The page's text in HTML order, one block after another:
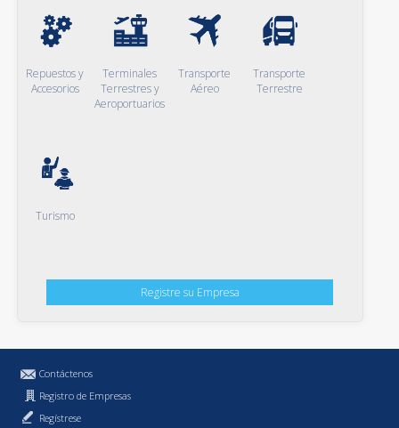
Repuestos y
Accesorios
Terminales
Terrestres y
Aeroportuarios
Transporte
Aéreo
Transporte
Terrestre
Turismo
Registre su Empresa
Contáctenos
Registro de Empresas
Regístrese